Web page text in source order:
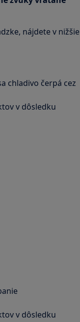
nájdete v nižšie
chladivo čerpá cez
v dôsledku
v dôsledku